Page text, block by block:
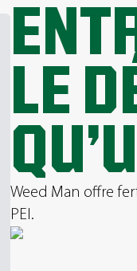
LE
Weed Man offre
PEI.